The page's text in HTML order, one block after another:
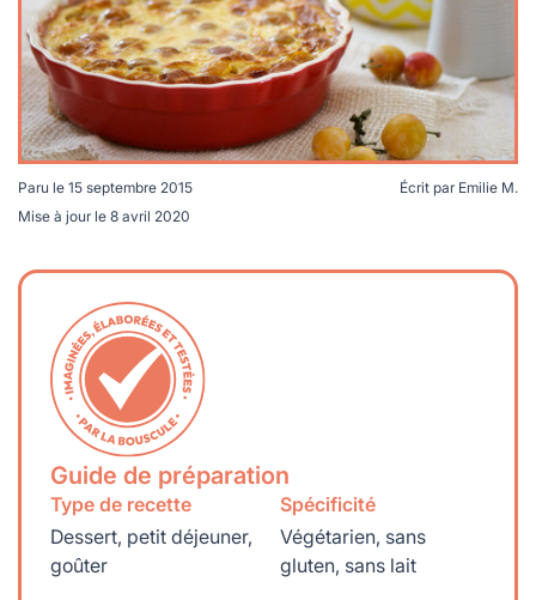
durables
douce
Paru le 15 septembre 2015
Mise à jour le 8 avril 2020
Écrit par Emilie M.
Guide de préparation
Type de recette
Dessert, petit déjeuner,
goûter
Spécificité
Végétarien, sans
gluten, sans lait